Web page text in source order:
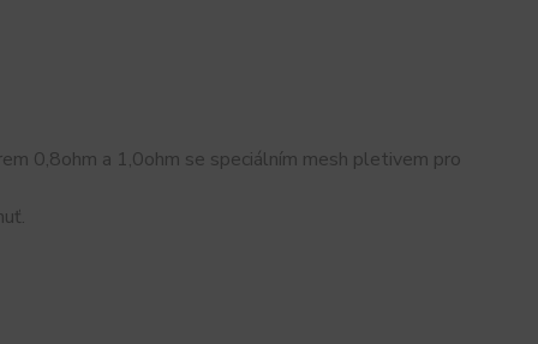
0,8ohm a 1,0ohm se speciálním mesh pletivem pro